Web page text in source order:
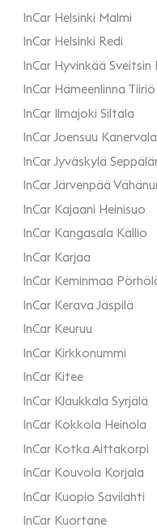
InCar Helsinki Malmi
InCar Helsinki Redi
InCar Hämeenlinna Tiiriö
InCar Ilmajoki Siltala
InCar Joensuu Kanervala
InCar Kajaani Heinisuo
InCar Kangasala Kallio
InCar Karjaa
InCar Kerava Jäspilä
InCar Keuruu
InCar Kirkkonummi
InCar Kitee
InCar Klaukkala Syrjälä
InCar Kokkola Heinola
InCar Kotka Aittakorpi
InCar Kouvola Korjala
InCar Kuopio Savilahti
InCar Kuortane